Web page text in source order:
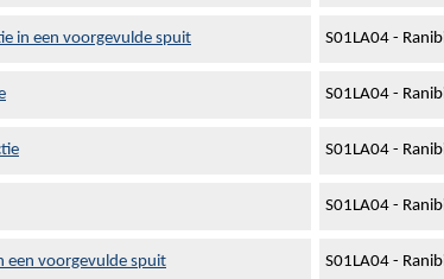
in een voorgevulde spuit S01LA04 -
S01LA04 -
S01LA04 -
S01LA04 -
een voorgevulde spuit S01LA04 -